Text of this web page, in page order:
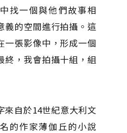
找一個與他們故事相
義的空間進行拍攝。這
一張影像中，形成一個
終，我會拍攝十組，組
來自於14世紀意大利文
的作家薄伽丘的小說